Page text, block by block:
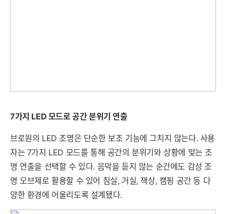
7가지 LED 모드로 공간 분위기 연출
브로원의 LED 조명은 단순한 보조 기능에 그치지 않는다. 사용
자는 7가지 LED 모드를 통해 공간의 분위기와 상황에 맞는 조
명 연출을 선택할 수 있다. 음악을 듣지 않는 순간에도 감성 조
명 오브제로 활용할 수 있어 침실, 거실, 책상, 캠핑 공간 등 다
양한 환경에 어울리도록 설계됐다.
세부정보 열기/접기